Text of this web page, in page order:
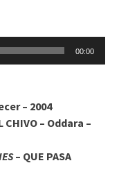
00:00
– 2004
CHIVO – Oddara –
– QUE PASA
– 2005